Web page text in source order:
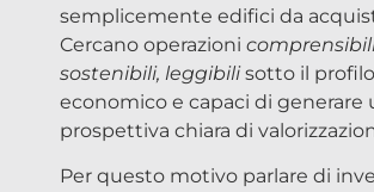
semplicemente edifici da
Cercano operazioni
sostenibili, leggibilisotto il profilo
economico e capaci di generare
prospettiva chiara di
Per questo motivo parlare di